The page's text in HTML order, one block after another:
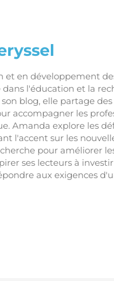
et en développement
dans l'éducation et la
blog, elle partage
accompagner les
Amanda explore les
l'accent sur les
pour améliorer
ses lecteurs à
aux exigences